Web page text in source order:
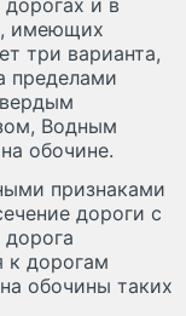
и в
имеющих
три варианта,
пределами
Водным
обочине.
признаками
дороги с
к дорогам
обочины таких